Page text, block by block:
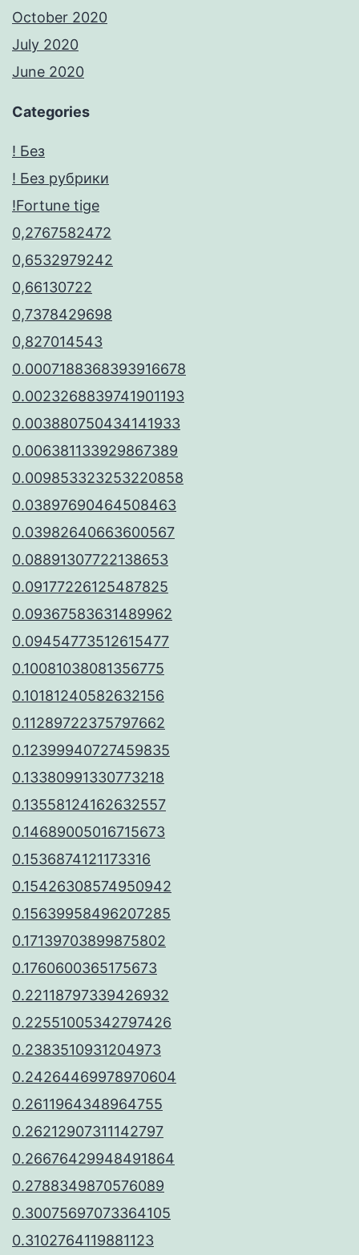
October 2020
July 2020
June 2020
Categories
! Без
! Без рубрики
!Fortune tige
0,2767582472
0,6532979242
0,66130722
0,7378429698
0,827014543
0.0007188368393916678
0.0023268839741901193
0.003880750434141933
0.006381133929867389
0.009853323253220858
0.03897690464508463
0.03982640663600567
0.08891307722138653
0.09177226125487825
0.09367583631489962
0.09454773512615477
0.10081038081356775
0.10181240582632156
0.11289722375797662
0.12399940727459835
0.13380991330773218
0.13558124162632557
0.14689005016715673
0.1536874121173316
0.15426308574950942
0.15639958496207285
0.17139703899875802
0.1760600365175673
0.22118797339426932
0.22551005342797426
0.2383510931204973
0.24264469978970604
0.2611964348964755
0.26212907311142797
0.26676429948491864
0.2788349870576089
0.30075697073364105
0.3102764119881123